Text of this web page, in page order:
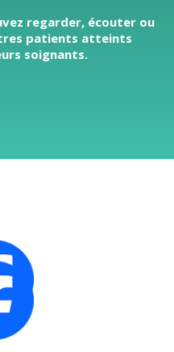
regarder, écouter ou
patients atteints
soignants.